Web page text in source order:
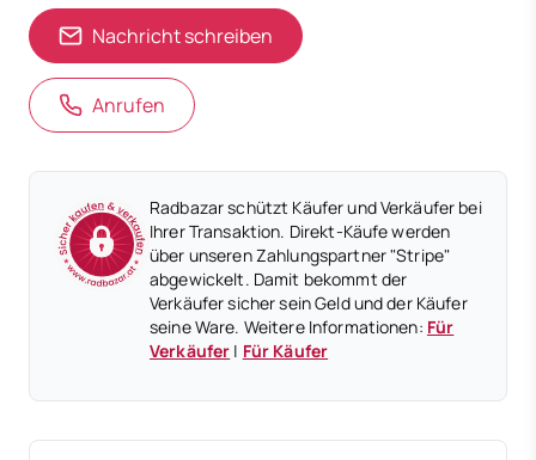
Nachricht schreiben
Anrufen
Radbazar schützt Käufer und Verkäufer bei
Ihrer Transaktion. Direkt-Käufe werden
über unseren Zahlungspartner "Stripe"
abgewickelt. Damit bekommt der
Verkäufer sicher sein Geld und der Käufer
seine Ware. Weitere Informationen: Für
Verkäufer | Für Käufer